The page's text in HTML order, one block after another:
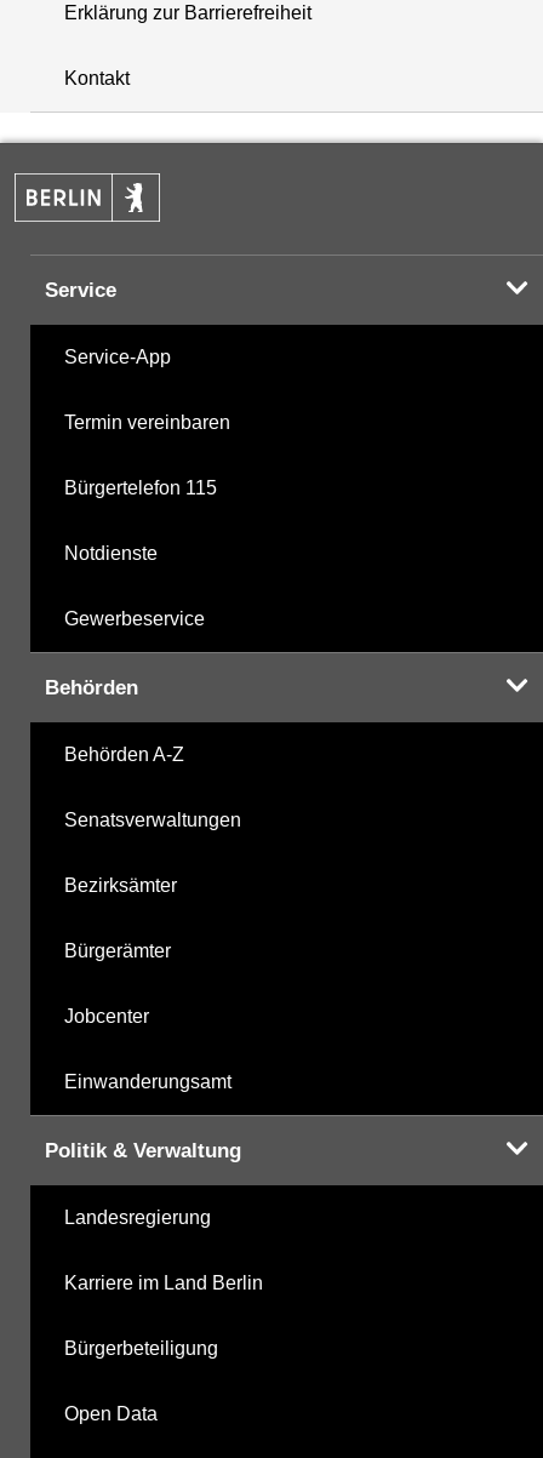
+
−
Erklärung zur Barrierefreiheit
Kontakt
Service
Service-App
Termin vereinbaren
Bürgertelefon 115
Notdienste
Gewerbeservice
Behörden
Behörden A-Z
Senatsverwaltungen
Bezirksämter
Bürgerämter
Jobcenter
Einwanderungsamt
Politik & Verwaltung
Landesregierung
Karriere im Land Berlin
Bürgerbeteiligung
Open Data